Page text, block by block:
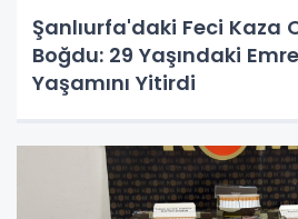
Şanlıurfa'daki Feci Kaza
Boğdu: 29 Yaşındaki
Yaşamını Yitirdi